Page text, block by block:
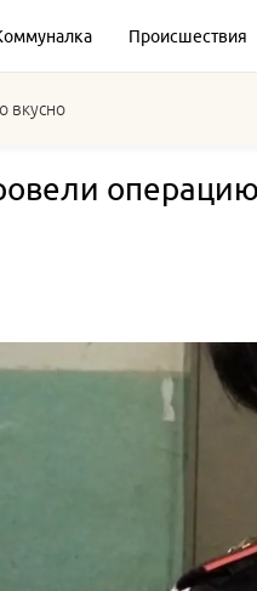
Происшествия
вкусно